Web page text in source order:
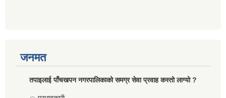
जनमत
तपाइलाई पाँचखपन नगरपालिकाको समग्र सेवा प्रवाह कस्तो लाग्यो ?